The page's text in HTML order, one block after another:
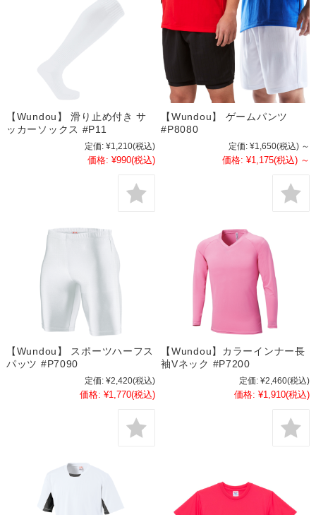
【Wundou】 滑り止め付き サ
ッカーソックス #P11
定価: ¥1,210(税込)
価格: ¥990(税込)
【Wundou】 ゲームパンツ
#P8080
定価: ¥1,650(税込) ～
価格: ¥1,175(税込) ～
【Wundou】 スポーツハーフス
パッツ #P7090
定価: ¥2,420(税込)
価格: ¥1,770(税込)
【Wundou】カラーインナー長
袖Vネック #P7200
定価: ¥2,460(税込)
価格: ¥1,910(税込)